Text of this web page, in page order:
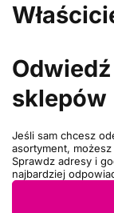
sklepów
Jeśli sam chcesz
asortyment,
Sprawdz adresy i
najbardziej